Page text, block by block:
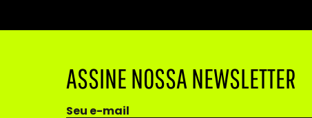
ASSINE NOSSA NEWSLETTER
Seu e-mail